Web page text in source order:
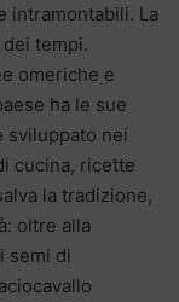
intramontabili. La
tempi.
omeriche e
ha le sue
sviluppato nei
cucina, ricette
la tradizione,
oltre alla
semi di